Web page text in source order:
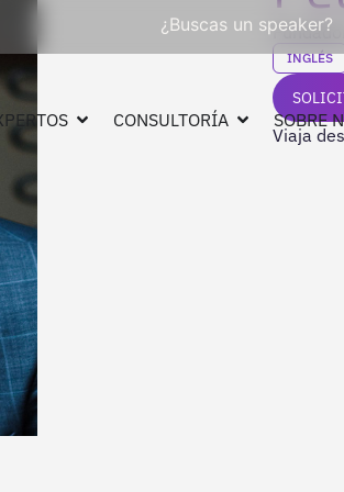
¿Buscas un speaker?
CONSULTORÍA SOBRE
INGLÉS
Viaja